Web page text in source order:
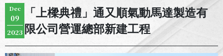
Dec
09
2023
「上樑典禮」通又順氣動馬達製造有
限公司營運總部新建工程